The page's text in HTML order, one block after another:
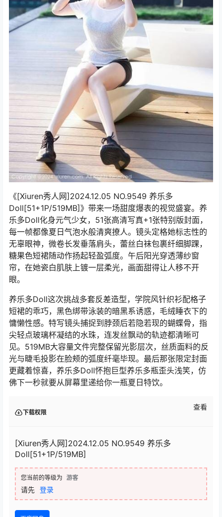
《[Xiuren秀人网]2024.12.05 NO.9549 养乐多
Doll[51+1P/519MB]》带来一场甜度爆表的视觉盛宴。养
乐多Doll化身元气少女，51张高清写真+1张特别版封面，
每一帧都像夏日气泡水般清爽撩人。镜头定格她标志性的
无辜眼神，微卷长发垂落肩头，蕾丝白袜包裹纤细脚踝，
糖果色短裙随动作扬起轻盈弧度。午后阳光穿透薄纱窗
帘，在她瓷白肌肤上镀一层柔光，画面甜得让人移不开
眼。
养乐多Doll这次挑战多套反差造型，学院风针织衫配格子
短裙的乖巧，黑色绑带泳装的暗黑系诱惑，毛绒睡衣下的
慵懒性感。特写镜头捕捉到脖颈后若隐若现的蝴蝶骨，指
尖轻点玻璃杯凝结的水珠，连发丝飘动的轨迹都清晰可
见。519MB大容量文件完整保留光影层次，丝质面料的反
光与睫毛投影在脸颊的弧度纤毫毕现。最后那张限定封面
更藏着惊喜，养乐多Doll怀抱巨型养乐多瓶歪头浅笑，仿
佛下一秒就要从屏幕里递给你一瓶夏日特饮。
下载权限
查看
[Xiuren秀人网]2024.12.05 NO.9549 养乐多
Doll[51+1P/519MB]
您当前的等级为 游客
请先 登录